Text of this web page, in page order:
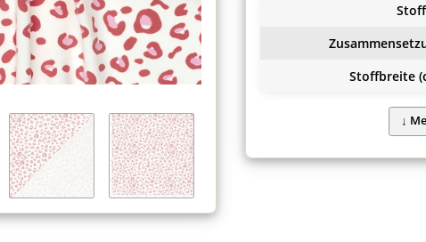
Stoffbreite